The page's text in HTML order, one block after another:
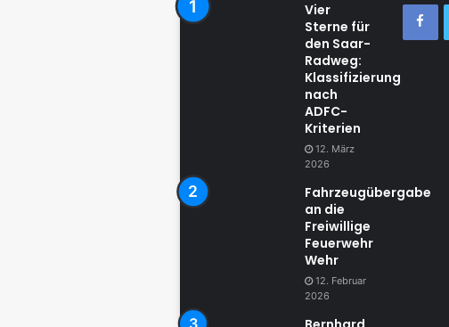
Vier
Sterne für
den Saar-
Radweg:
Klassifizierung
nach
ADFC-
Kriterien
12. März
2026
Fahrzeugübergabe
an die
Freiwillige
Feuerwehr
Wehr
12. Februar
2026